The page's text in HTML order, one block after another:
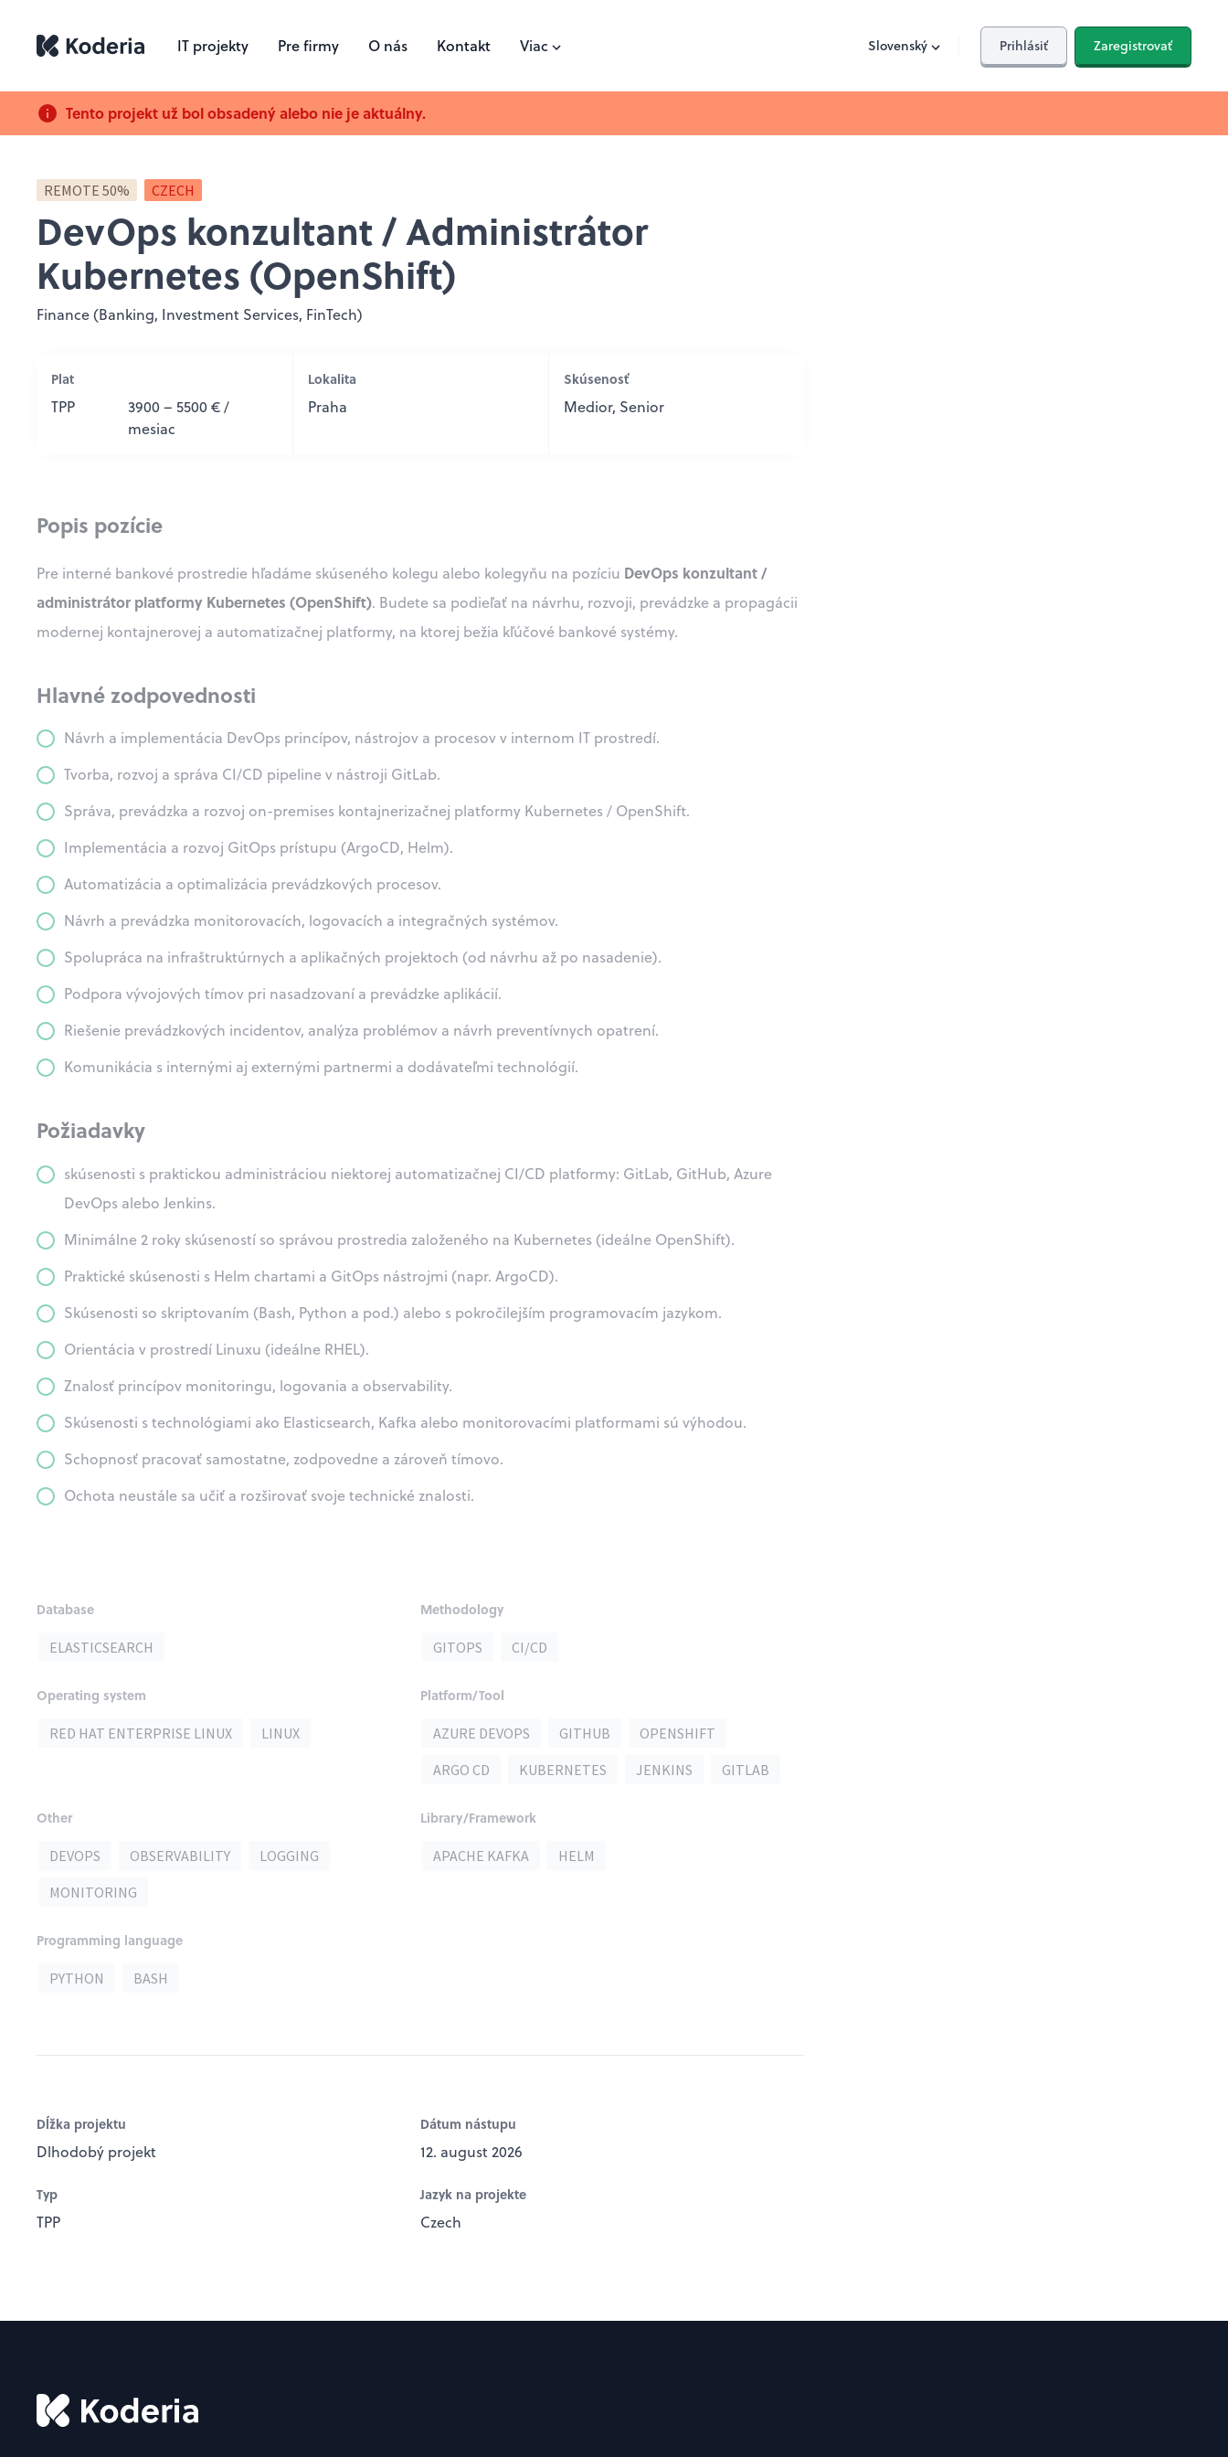
IT projekty Pre firmy O nás Kontakt Viac Slovenský Prihlásiť Zaregistrovať
Tento projekt už bol obsadený alebo nie je aktuálny.
REMOTE 50% CZECH
DevOps konzultant / Administrátor
Kubernetes (OpenShift)
Finance (Banking, Investment Services, FinTech)
Plat
TPP
3900 – 5500 € /
mesiac
Lokalita
Praha
Skúsenosť
Medior, Senior
Popis pozície
Pre interné bankové prostredie hľadáme skúseného kolegu alebo kolegyňu na pozíciu DevOps konzultant /
administrátor platformy Kubernetes (OpenShift). Budete sa podieľať na návrhu, rozvoji, prevádzke a propagácii
modernej kontajnerovej a automatizačnej platformy, na ktorej bežia kľúčové bankové systémy.
Hlavné zodpovednosti
Návrh a implementácia DevOps princípov, nástrojov a procesov v internom IT prostredí.
Tvorba, rozvoj a správa CI/CD pipeline v nástroji GitLab.
Správa, prevádzka a rozvoj on-premises kontajnerizačnej platformy Kubernetes / OpenShift.
Implementácia a rozvoj GitOps prístupu (ArgoCD, Helm).
Automatizácia a optimalizácia prevádzkových procesov.
Návrh a prevádzka monitorovacích, logovacích a integračných systémov.
Spolupráca na infraštruktúrnych a aplikačných projektoch (od návrhu až po nasadenie).
Podpora vývojových tímov pri nasadzovaní a prevádzke aplikácií.
Riešenie prevádzkových incidentov, analýza problémov a návrh preventívnych opatrení.
Komunikácia s internými aj externými partnermi a dodávateľmi technológií.
Požiadavky
skúsenosti s praktickou administráciou niektorej automatizačnej CI/CD platformy: GitLab, GitHub, Azure
DevOps alebo Jenkins.
Minimálne 2 roky skúseností so správou prostredia založeného na Kubernetes (ideálne OpenShift).
Praktické skúsenosti s Helm chartami a GitOps nástrojmi (napr. ArgoCD).
Skúsenosti so skriptovaním (Bash, Python a pod.) alebo s pokročilejším programovacím jazykom.
Orientácia v prostredí Linuxu (ideálne RHEL).
Znalosť princípov monitoringu, logovania a observability.
Skúsenosti s technológiami ako Elasticsearch, Kafka alebo monitorovacími platformami sú výhodou.
Schopnosť pracovať samostatne, zodpovedne a zároveň tímovo.
Ochota neustále sa učiť a rozširovať svoje technické znalosti.
Database
ELASTICSEARCH
Methodology
GITOPS CI/CD
Operating system
RED HAT ENTERPRISE LINUX LINUX
Platform/Tool
AZURE DEVOPS GITHUB
OPENSHIFT
ARGO CD
KUBERNETES JENKINS GITLAB
Other
DEVOPS OBSERVABILITY
LOGGING
MONITORING
Library/Framework
APACHE KAFKA HELM
Programming language
PYTHON BASH
Dĺžka projektu
Dlhodobý projekt
Dátum nástupu
12. august 2026
Typ
TPP
Jazyk na projekte
Czech